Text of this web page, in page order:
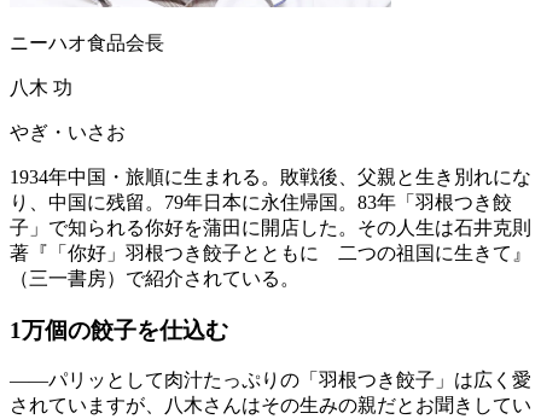
ニーハオ食品会長
八木 功
やぎ・いさお
1934年中国・旅順に生まれる。敗戦後、父親と生き別れにな
り、中国に残留。79年日本に永住帰国。83年「羽根つき餃
子」で知られる你好を蒲田に開店した。その人生は石井克則
著『「你好」羽根つき餃子とともに 二つの祖国に生きて』
（三一書房）で紹介されている。
1万個の餃子を仕込む
——パリッとして肉汁たっぷりの「羽根つき餃子」は広く愛
されていますが、八木さんはその生みの親だとお聞きしてい